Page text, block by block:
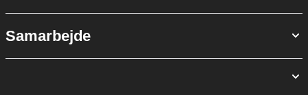
Samarbejde